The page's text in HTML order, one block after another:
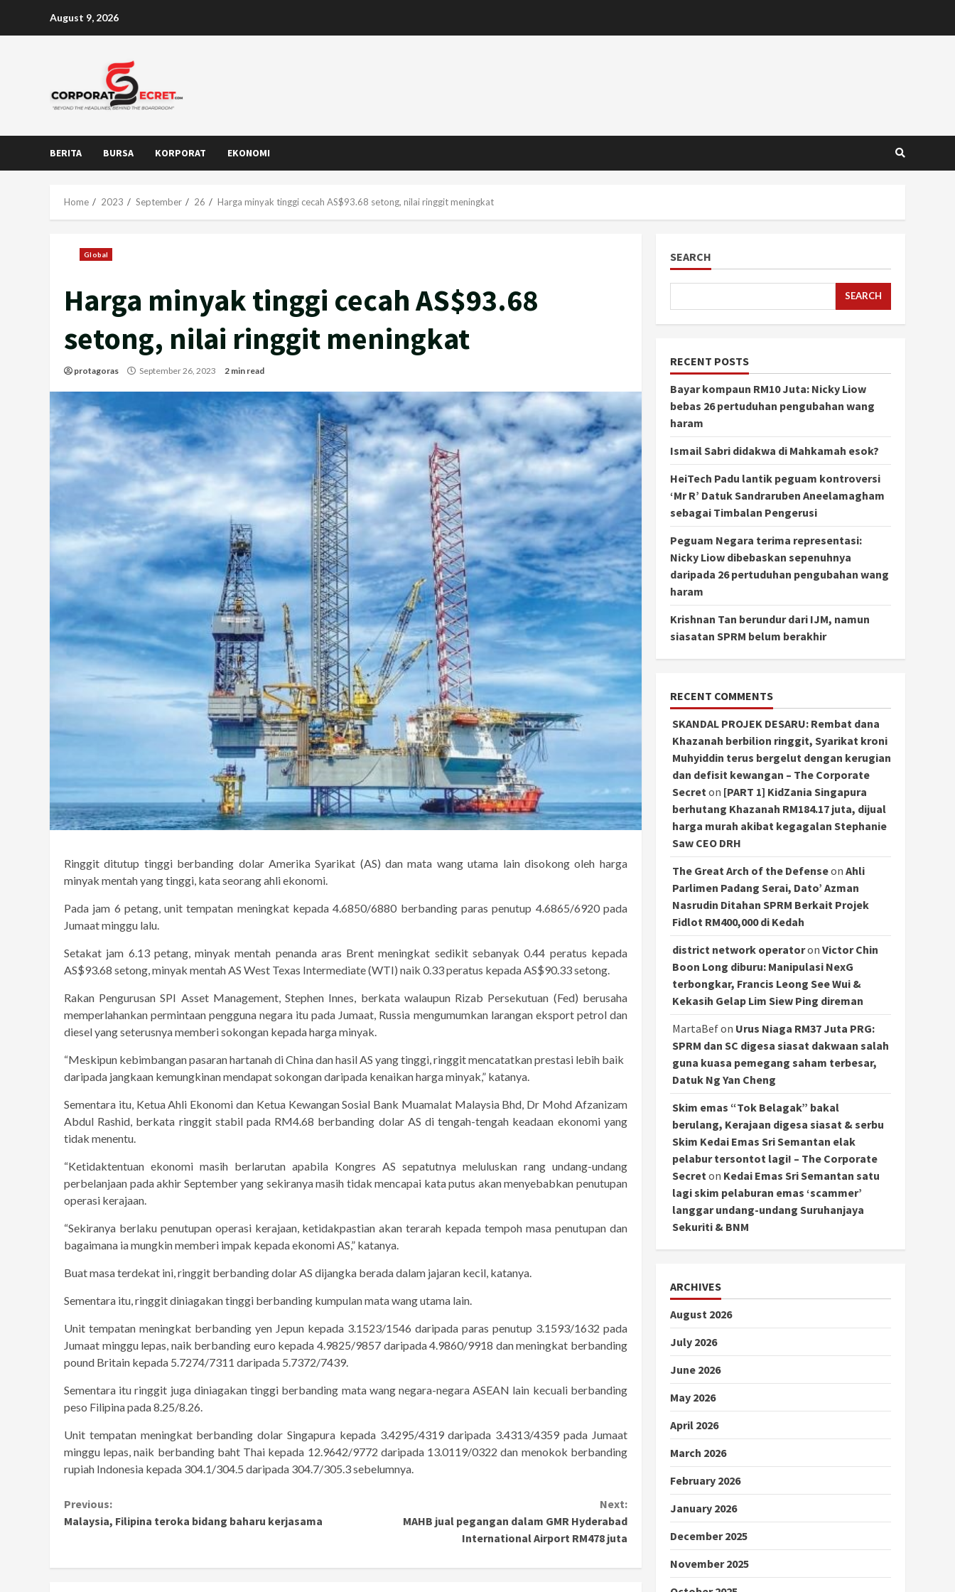
August 9, 2026
BERITA BURSA KORPORAT EKONOMI
Home 2023 September 26 Harga minyak tinggi cecah AS$93.68 setong, nilai ringgit meningkat
Global
Harga minyak tinggi cecah AS$93.68
setong, nilai ringgit meningkat
protagoras September 26, 2023 2 min read
Ringgit ditutup tinggi berbanding dolar Amerika Syarikat (AS) dan mata wang utama lain disokong oleh harga
minyak mentah yang tinggi, kata seorang ahli ekonomi.
Pada jam 6 petang, unit tempatan meningkat kepada 4.6850/6880 berbanding paras penutup 4.6865/6920 pada
Jumaat minggu lalu.
Setakat jam 6.13 petang, minyak mentah penanda aras Brent meningkat sedikit sebanyak 0.44 peratus kepada
AS$93.68 setong, minyak mentah AS West Texas Intermediate (WTI) naik 0.33 peratus kepada AS$90.33 setong.
Rakan Pengurusan SPI Asset Management, Stephen Innes, berkata walaupun Rizab Persekutuan (Fed) berusaha
memperlahankan permintaan pengguna negara itu pada Jumaat, Russia mengumumkan larangan eksport petrol dan
diesel yang seterusnya memberi sokongan kepada harga minyak.
“Meskipun kebimbangan pasaran hartanah di China dan hasil AS yang tinggi, ringgit mencatatkan prestasi lebih baik
daripada jangkaan kemungkinan mendapat sokongan daripada kenaikan harga minyak,” katanya.
Sementara itu, Ketua Ahli Ekonomi dan Ketua Kewangan Sosial Bank Muamalat Malaysia Bhd, Dr Mohd Afzanizam
Abdul Rashid, berkata ringgit stabil pada RM4.68 berbanding dolar AS di tengah-tengah keadaan ekonomi yang
tidak menentu.
“Ketidaktentuan ekonomi masih berlarutan apabila Kongres AS sepatutnya meluluskan rang undang-undang
perbelanjaan pada akhir September yang sekiranya masih tidak mencapai kata putus akan menyebabkan penutupan
operasi kerajaan.
“Sekiranya berlaku penutupan operasi kerajaan, ketidakpastian akan terarah kepada tempoh masa penutupan dan
bagaimana ia mungkin memberi impak kepada ekonomi AS,” katanya.
Buat masa terdekat ini, ringgit berbanding dolar AS dijangka berada dalam jajaran kecil, katanya.
Sementara itu, ringgit diniagakan tinggi berbanding kumpulan mata wang utama lain.
Unit tempatan meningkat berbanding yen Jepun kepada 3.1523/1546 daripada paras penutup 3.1593/1632 pada
Jumaat minggu lepas, naik berbanding euro kepada 4.9825/9857 daripada 4.9860/9918 dan meningkat berbanding
pound Britain kepada 5.7274/7311 daripada 5.7372/7439.
Sementara itu ringgit juga diniagakan tinggi berbanding mata wang negara-negara ASEAN lain kecuali berbanding
peso Filipina pada 8.25/8.26.
Unit tempatan meningkat berbanding dolar Singapura kepada 3.4295/4319 daripada 3.4313/4359 pada Jumaat
minggu lepas, naik berbanding baht Thai kepada 12.9642/9772 daripada 13.0119/0322 dan menokok berbanding
rupiah Indonesia kepada 304.1/304.5 daripada 304.7/305.3 sebelumnya.
Continue
Reading
Previous:
Malaysia, Filipina teroka bidang baharu kerjasama
Next:
MAHB jual pegangan dalam GMR Hyderabad
International Airport RM478 juta
SEARCH
SEARCH
RECENT POSTS
Bayar kompaun RM10 Juta: Nicky Liow
bebas 26 pertuduhan pengubahan wang
haram
Ismail Sabri didakwa di Mahkamah esok?
HeiTech Padu lantik peguam kontroversi
‘Mr R’ Datuk Sandraruben Aneelamagham
sebagai Timbalan Pengerusi
Peguam Negara terima representasi:
Nicky Liow dibebaskan sepenuhnya
daripada 26 pertuduhan pengubahan wang
haram
Krishnan Tan berundur dari IJM, namun
siasatan SPRM belum berakhir
RECENT COMMENTS
SKANDAL PROJEK DESARU: Rembat dana
Khazanah berbilion ringgit, Syarikat kroni
Muhyiddin terus bergelut dengan kerugian
dan defisit kewangan – The Corporate
Secret on [PART 1] KidZania Singapura
berhutang Khazanah RM184.17 juta, dijual
harga murah akibat kegagalan Stephanie
Saw CEO DRH
The Great Arch of the Defenseon Ahli
Parlimen Padang Serai, Dato’ Azman
Nasrudin Ditahan SPRM Berkait Projek
Fidlot RM400,000 di Kedah
district network operatoron Victor Chin
Boon Long diburu: Manipulasi NexG
terbongkar, Francis Leong See Wui &
Kekasih Gelap Lim Siew Ping direman
MartaBefon Urus Niaga RM37 Juta PRG:
SPRM dan SC digesa siasat dakwaan salah
guna kuasa pemegang saham terbesar,
Datuk Ng Yan Cheng
Skim emas “Tok Belagak” bakal
berulang, Kerajaan digesa siasat & serbu
Skim Kedai Emas Sri Semantan elak
pelabur tersontot lagi! – The Corporate
Secret on Kedai Emas Sri Semantan satu
lagi skim pelaburan emas ‘scammer’
langgar undang-undang Suruhanjaya
Sekuriti & BNM
ARCHIVES
August 2026
July 2026
June 2026
May 2026
April 2026
March 2026
February 2026
January 2026
December 2025
November 2025